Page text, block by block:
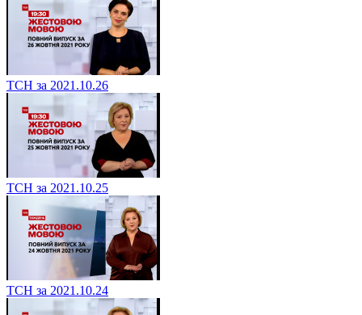
ТСН за 2021.10.26
ТСН за 2021.10.25
ТСН за 2021.10.24